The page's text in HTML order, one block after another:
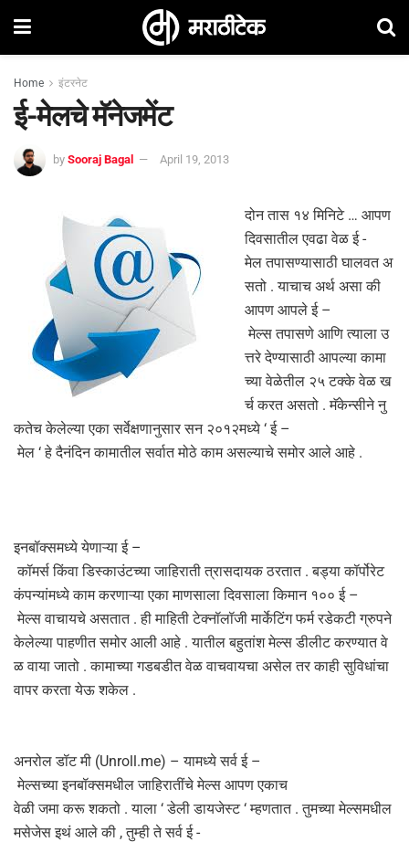
Home इंटरनेट
ई-मेलचे मॅनेजमेंट
by Sooraj Bagal April 19, 2013
दोन तास १४ मिनिटे … आपण
दिवसातील एवढा वेळ ई -
मेल तपासण्यासाठी घालवत अ
सतो . याचाच अर्थ असा की
आपण आपले ई –
मेल्स तपासणे आणि त्याला उ
त्तरे देण्यासाठी आपल्या कामा
च्या वेळेतील २५ टक्के वेळ ख
र्च करत असतो . मॅकेन्सीने नु
कतेच केलेल्या एका सर्वेक्षणानुसार सन २०१२मध्ये ‘ ई –
मेल ‘ हे दैनंदिन कामातील सर्वात मोठे काम असल्याचे समोर आले आहे .
इनबॉक्समध्ये येणाऱ्या ई –
कॉमर्स किंवा डिस्काउंटच्या जाहिराती त्रासदायक ठरतात . बड्या कॉर्पोरेट
कंपन्यांमध्ये काम करणाऱ्या एका माणसाला दिवसाला किमान १०० ई –
मेल्स वाचायचे असतात . ही माहिती टेक्नॉलॉजी मार्केटिंग फर्म रडेकटी ग्रुपने
केलेल्या पाहणीत समोर आली आहे . यातील बहुतांश मेल्स डीलीट करण्यात वे
ळ वाया जातो . कामाच्या गडबडीत वेळ वाचवायचा असेल तर काही सुविधांचा
वापर करता येऊ शकेल .
अनरोल डॉट मी (Unroll.me) – यामध्ये सर्व ई –
मेल्सच्या इनबॉक्समधील जाहिरातींचे मेल्स आपण एकाच
वेळी जमा करू शकतो . याला ‘ डेली डायजेस्ट ‘ म्हणतात . तुमच्या मेल्समधील
मसेजेस इथं आले की , तुम्ही ते सर्व ई -